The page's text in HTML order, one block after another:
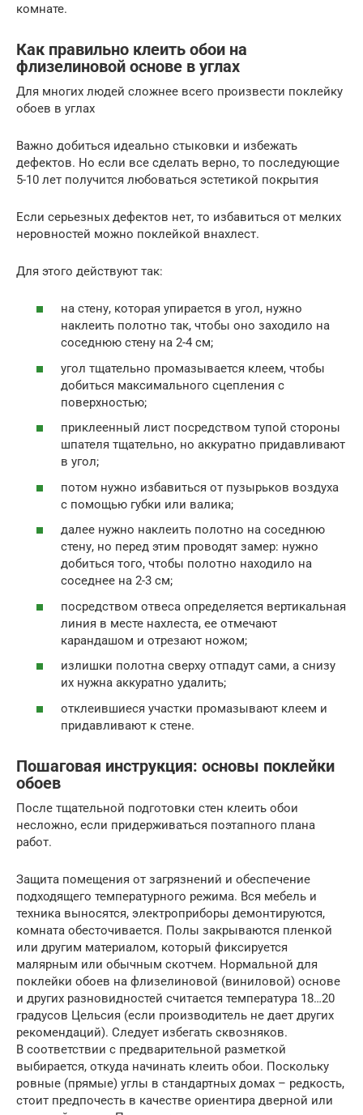
комнате.
Как правильно клеить обои на
флизелиновой основе в углах
Для многих людей сложнее всего произвести поклейку
обоев в углах
Важно добиться идеально стыковки и избежать
дефектов. Но если все сделать верно, то последующие
5-10 лет получится любоваться эстетикой покрытия
Если серьезных дефектов нет, то избавиться от мелких
неровностей можно поклейкой внахлест.
Для этого действуют так:
на стену, которая упирается в угол, нужно
наклеить полотно так, чтобы оно заходило на
соседнюю стену на 2-4 см;
угол тщательно промазывается клеем, чтобы
добиться максимального сцепления с
поверхностью;
приклеенный лист посредством тупой стороны
шпателя тщательно, но аккуратно придавливают
в угол;
потом нужно избавиться от пузырьков воздуха
с помощью губки или валика;
далее нужно наклеить полотно на соседнюю
стену, но перед этим проводят замер: нужно
добиться того, чтобы полотно находило на
соседнее на 2-3 см;
посредством отвеса определяется вертикальная
линия в месте нахлеста, ее отмечают
карандашом и отрезают ножом;
излишки полотна сверху отпадут сами, а снизу
их нужна аккуратно удалить;
отклеившиеся участки промазывают клеем и
придавливают к стене.
Пошаговая инструкция: основы поклейки
обоев
После тщательной подготовки стен клеить обои
несложно, если придерживаться поэтапного плана
работ.
Защита помещения от загрязнений и обеспечение
подходящего температурного режима. Вся мебель и
техника выносятся, электроприборы демонтируются,
комната обесточивается. Полы закрываются пленкой
или другим материалом, который фиксируется
малярным или обычным скотчем. Нормальной для
поклейки обоев на флизелиновой (виниловой) основе
и других разновидностей считается температура 18…20
градусов Цельсия (если производитель не дает других
рекомендаций). Следует избегать сквозняков.
В соответствии с предварительной разметкой
выбирается, откуда начинать клеить обои. Поскольку
ровные (прямые) углы в стандартных домах – редкость,
стоит предпочесть в качестве ориентира дверной или